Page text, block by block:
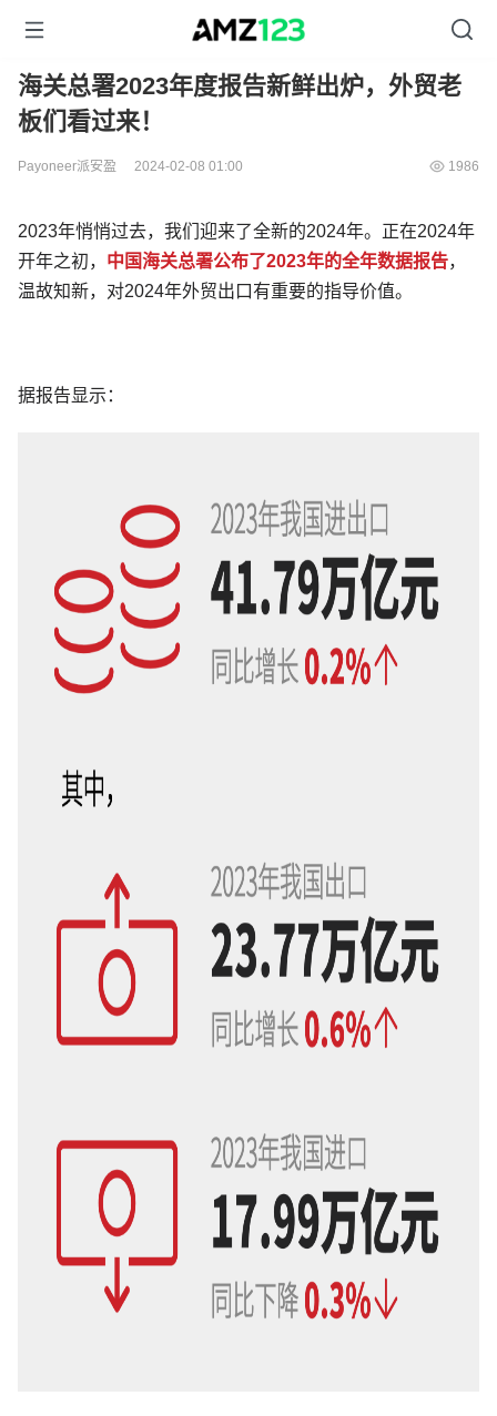
海关总署2023年度报告新鲜出炉，外贸老
板们看过来！
Payoneer派安盈 2024-02-08 01:00 1986
2023年悄悄过去，我们迎来了全新的2024年。正在2024年
开年之初， 中国海关总署公布了2023年的全年数据报告，
温故知新，对2024年外贸出口有重要的指导价值。
据报告显示：